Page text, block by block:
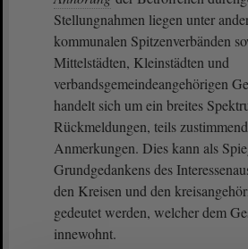
Stellungnahmen liegen unter
kommunalen Spitzenverbänden
Mittelstädten, Kleinstädten und
verbandsgemeindeangehörigen
handelt sich um ein breites
Rückmeldungen, teils
Anmerkungen. Dies kann als
Grundgedankens des
den Kreisen und den
gedeutet werden, welcher dem
innewohnt.